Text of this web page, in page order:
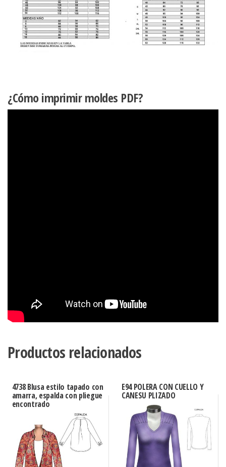
¿Cómo imprimir moldes PDF?
Productos relacionados
4738 Blusa estilo tapado con
amarra, espalda con pliegue
encontrado
E94 POLERA CON CUELLO Y
CANESU PLIZADO